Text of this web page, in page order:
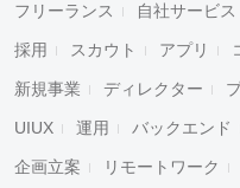
フリーランス 自社サービス
採用 スカウト アプリ
新規事業 ディレクター
UIUX 運用 バックエンド
企画立案 リモートワーク